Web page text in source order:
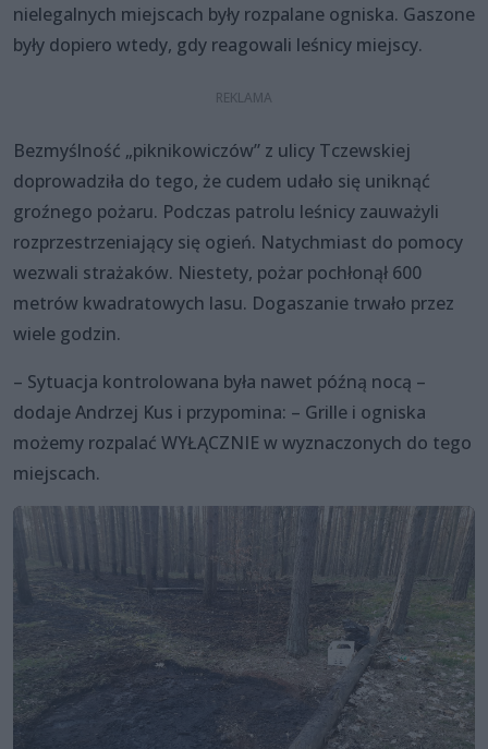
nielegalnych miejscach były rozpalane ogniska. Gaszone
były dopiero wtedy, gdy reagowali leśnicy miejscy.
Bezmyślność „piknikowiczów” z ulicy Tczewskiej
doprowadziła do tego, że cudem udało się uniknąć
groźnego pożaru. Podczas patrolu leśnicy zauważyli
rozprzestrzeniający się ogień. Natychmiast do pomocy
wezwali strażaków. Niestety, pożar pochłonął 600
metrów kwadratowych lasu. Dogaszanie trwało przez
wiele godzin.
– Sytuacja kontrolowana była nawet późną nocą –
dodaje Andrzej Kus i przypomina: – Grille i ogniska
możemy rozpalać WYŁĄCZNIE w wyznaczonych do tego
miejscach.